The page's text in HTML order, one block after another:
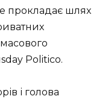
прокладає шлях
Politico.
і голова